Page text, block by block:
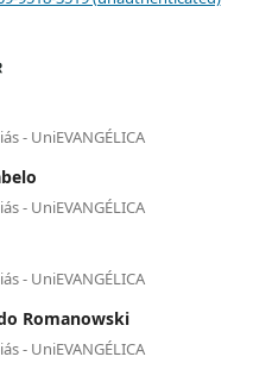
- UniEVANGÉLICA
- UniEVANGÉLICA
- UniEVANGÉLICA
Romanowski
- UniEVANGÉLICA